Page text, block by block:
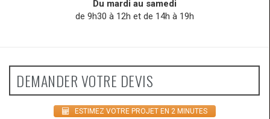
Du mardi au samedi
de 9h30 à 12h et de 14h à 19h
DEMANDER VOTRE DEVIS
ESTIMEZ VOTRE PROJET EN 2 MINUTES